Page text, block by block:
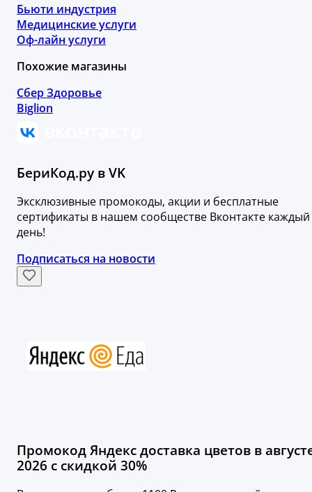
Бьюти индустрия
Медицинские услуги
Оф-лайн услуги
Похожие магазины
Сбер Здоровье
Biglion
БериКод.ру в VK
Эксклюзивные промокоды, акции и бесплатные
сертификаты в нашем сообществе Вконтакте каждый
день!
Подписаться на новости
Промокод Яндекс доставка цветов в
2026 с скидкой 30%